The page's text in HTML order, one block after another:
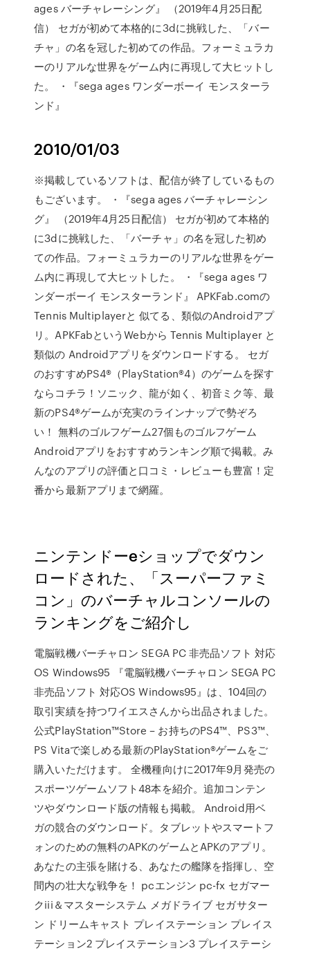
ages バーチャレーシング』 （2019年4月25日配
信） セガが初めて本格的に3dに挑戦した、「バー
チャ」の名を冠した初めての作品。フォーミュラカ
ーのリアルな世界をゲーム内に再現して大ヒットし
た。 ・『sega ages ワンダーボーイ モンスターラ
ンド』
2010/01/03
※掲載しているソフトは、配信が終了しているもの
もございます。 ・『sega ages バーチャレーシン
グ』 （2019年4月25日配信） セガが初めて本格的
に3dに挑戦した、「バーチャ」の名を冠した初め
ての作品。フォーミュラカーのリアルな世界をゲー
ム内に再現して大ヒットした。 ・『sega ages ワ
ンダーボーイ モンスターランド』 APKFab.comの
Tennis Multiplayerと 似てる、類似のAndroidアプ
リ。APKFabというWebから Tennis Multiplayer と
類似の Androidアプリをダウンロードする。 セガ
のおすすめPS4®（PlayStation®4）のゲームを探す
ならコチラ！ソニック、龍が如く、初音ミク等、最
新のPS4®ゲームが充実のラインナップで勢ぞろ
い！ 無料のゴルフゲーム27個ものゴルフゲーム
Androidアプリをおすすめランキング順で掲載。み
んなのアプリの評価と口コミ・レビューも豊富！定
番から最新アプリまで網羅。
ニンテンドーeショップでダウン
ロードされた、「スーパーファミ
コン」のバーチャルコンソールの
ランキングをご紹介し
電脳戦機バーチャロン SEGA PC 非売品ソフト 対応
OS Windows95 『電脳戦機バーチャロン SEGA PC
非売品ソフト 対応OS Windows95』は、104回の
取引実績を持つワイエスさんから出品されました。
公式PlayStation™Store – お持ちのPS4™、PS3™、
PS Vitaで楽しめる最新のPlayStation®ゲームをご
購入いただけます。 全機種向けに2017年9月発売の
スポーツゲームソフト48本を紹介。追加コンテン
ツやダウンロード版の情報も掲載。 Android用ベ
ガの競合のダウンロード。タブレットやスマートフ
ォンのための無料のAPKのゲームとAPKのアプリ。
あなたの主張を賭ける、あなたの艦隊を指揮し、空
間内の壮大な戦争を！ pcエンジン pc-fx セガマー
クiii＆マスターシステム メガドライブ セガサター
ン ドリームキャスト プレイステーション プレイス
テーション2 プレイステーション3 プレイステーシ